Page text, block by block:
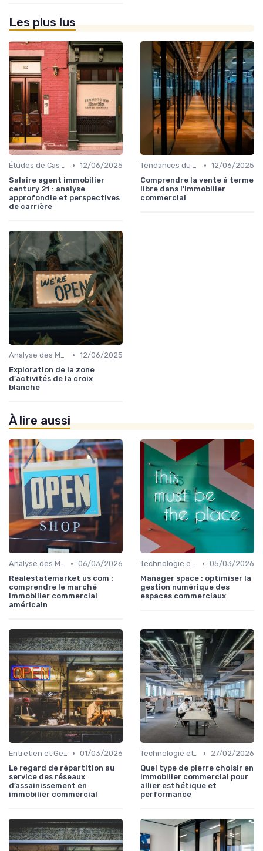
Les plus lus
Études de Cas et Exemples de Réussite • 12/06/2025
Salaire agent immobilier
century 21 : analyse
approfondie et perspectives
de carrière
Tendances du Marché Immobilier Commercial • 12/06/2025
Comprendre la vente à terme
libre dans l'immobilier
commercial
Analyse des Marchés Locaux et Globaux • 12/06/2025
Exploration de la zone
d'activités de la croix
blanche
À lire aussi
Analyse des Marchés Locaux et Globaux • 06/03/2026
Realestatemarket us com :
comprendre le marché
immobilier commercial
américain
Technologie et Innovation en Gestion Immobilière • 05/03/2026
Manager space : optimiser la
gestion numérique des
espaces commerciaux
Entretien et Gestion du Risque Immobilier • 01/03/2026
Le regard de répartition au
service des réseaux
d’assainissement en
immobilier commercial
Technologie et Innovation en Gestion Immobilière •
27/02/2026
Quel type de pierre choisir en
immobilier commercial pour
allier esthétique et
performance